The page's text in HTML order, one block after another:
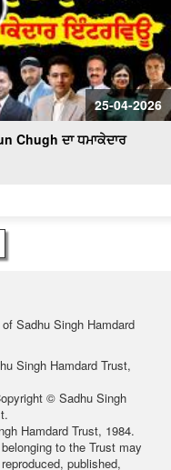
25-04-2026
Chugh ਦਾ ਧਮਾਕੇਦਾਰ
Sadhu Singh Hamdard
Singh Hamdard Trust,
© Sadhu Singh
Hamdard Trust, 1984.
to the Trust may
published,